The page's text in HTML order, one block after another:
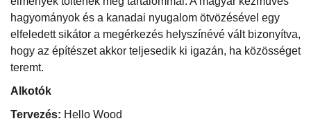
hagyományok és a kanadai nyugalom ötvözésével egy
elfeledett sikátor a megérkezés helyszínévé vált bizonyítva,
hogy az építészet akkor teljesedik ki igazán, ha közösséget
teremt.
Alkotók
Tervezés: Hello Wood